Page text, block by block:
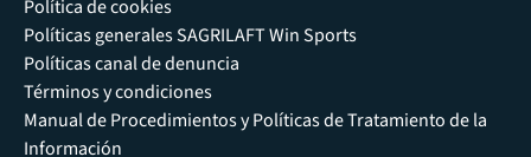
Política de cookies
Políticas generales SAGRILAFT Win Sports
Políticas canal de denuncia
Términos y condiciones
Manual de Procedimientos y Políticas de Tratamiento de la
Información